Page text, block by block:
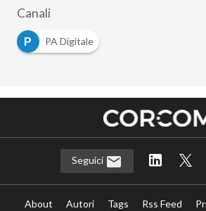
Canali
P
PA Digitale
Seguici
About Autori Tags Rss Feed